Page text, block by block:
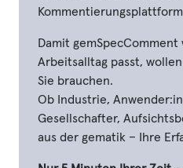
Damit
Arbeitsalltag passt,
Sie brauchen.
Ob Industrie,
Gesellschafter,
aus der gematik – Ihre